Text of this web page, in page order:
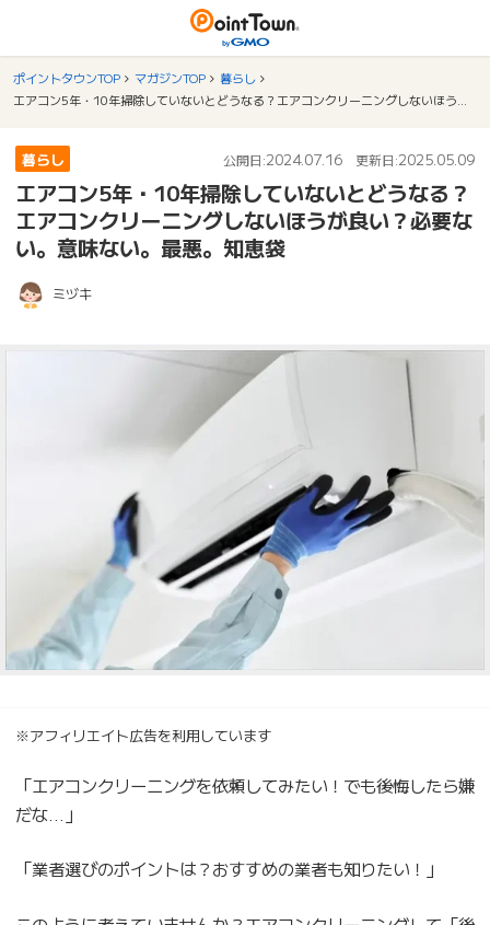
ポイントタウンTOP マガジンTOP
暮らし
暮らし 公開日:2024.07.16 更新日:2025.05.09
エアコン5年・10年掃除していないとどうなる？
エアコンクリーニングしないほうが良い？必要な
い。意味ない。最悪。知恵袋
ミヅキ
※アフィリエイト広告を利用しています
「エアコンクリーニングを依頼してみたい！でも後悔したら嫌
だな…」
「業者選びのポイントは？おすすめの業者も知りたい！」